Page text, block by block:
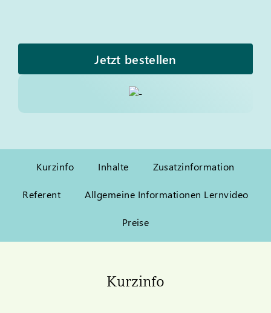
Jetzt bestellen
Kurzinfo Inhalte Zusatzinformation
Referent Allgemeine Informationen Lernvideo
Preise
Kurzinfo